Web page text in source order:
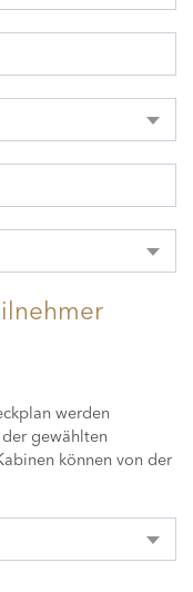
werden
gewählten
können von der